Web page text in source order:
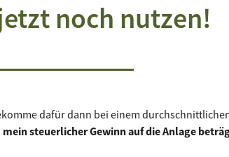
noch nutzen!
dafür dann bei einem
mein steuerlicher Gewinn auf die Anlage